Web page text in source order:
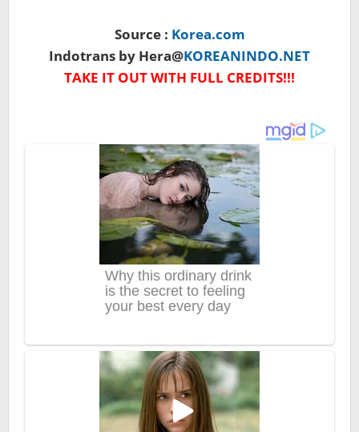
Source : Korea.com
Indotrans by Hera@KOREANINDO.NET
TAKE IT OUT WITH FULL CREDITS!!!